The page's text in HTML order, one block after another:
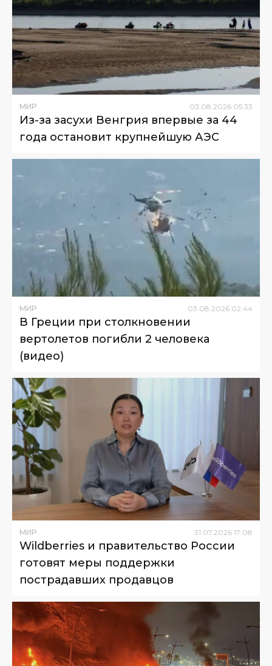
МИР 03 08 2026 05:33
Из-за засухи Венгрия впервые за 44
года остановит крупнейшую АЭС
МИР 03.08.2026 02:44
В Греции при столкновении
вертолетов погибли 2 человека
(видео)
МИР 31 07 2026 17:08
Wildberries и правительство России
готовят меры поддержки
пострадавших продавцов